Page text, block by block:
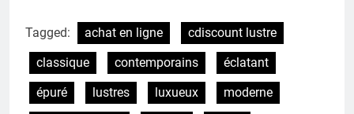
Tagged: achat en ligne
cdiscount lustre
classique
contemporains
éclatant
épuré
lustres luxueux
moderne